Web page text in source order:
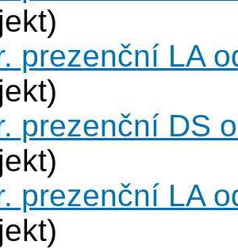
prezenční LA
prezenční DS
prezenční LA